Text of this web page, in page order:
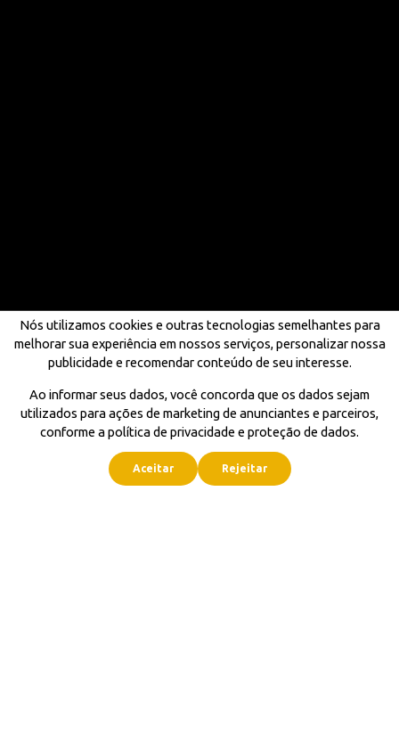
Nós utilizamos cookies e outras tecnologias semelhantes para
melhorar sua experiência em nossos serviços, personalizar nossa
publicidade e recomendar conteúdo de seu interesse.
Ao informar seus dados, você concorda que os dados sejam
utilizados para ações de marketing de anunciantes e parceiros,
conforme a política de privacidade e proteção de dados.
Aceitar Rejeitar